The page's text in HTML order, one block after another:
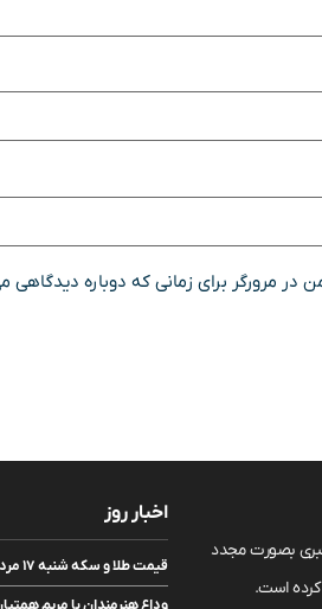
در مرورگر برای زمانی که دوباره دیدگاهی
خبری بصورت مجدد
اخبار روز
قیمت طلا و سکه شنبه ۱۷ مرداد/ قیمت‌ها افزایشی